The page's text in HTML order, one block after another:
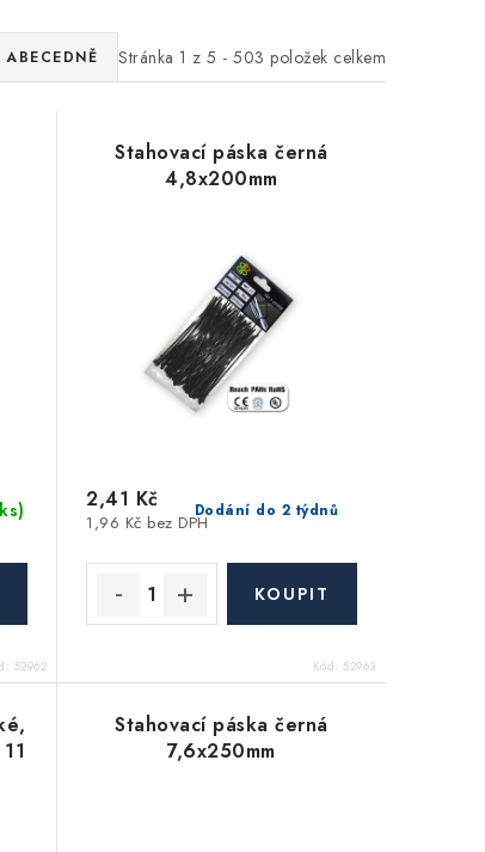
Stránka 1 z 5 - 503 položek celkem
ABECEDNĚ
52962
Stahovací páska černá
4,8x200mm
Dodání do 2 týdnů
1,96 Kč bez DPH
2,41 Kč
Kód:52963
Stahovací páska černá
7,6x250mm